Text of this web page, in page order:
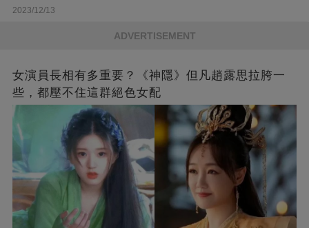
2023/12/13
ADVERTISEMENT
女演員長相有多重要？《神隱》但凡趙露思拉胯一
些，都壓不住這群絕色女配